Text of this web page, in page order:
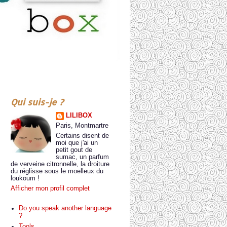
Qui suis-je ?
LILIBOX
Paris, Montmartre
Certains disent de
moi que j'ai un
petit gout de
sumac, un parfum
de verveine citronnelle, la droiture
du réglisse sous le moelleux du
loukoum !
Afficher mon profil complet
Do you speak another language
?